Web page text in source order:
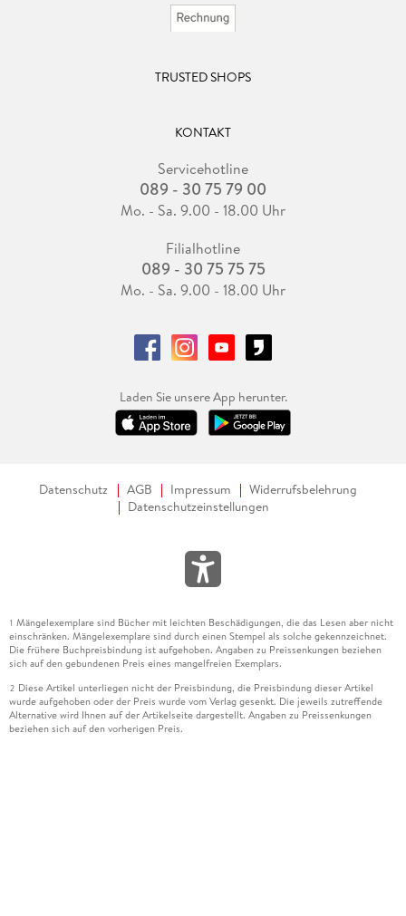
TRUSTED SHOPS
KONTAKT
Servicehotline
089 - 30 75 79 00
Mo. - Sa. 9.00 - 18.00 Uhr
Filialhotline
089 - 30 75 75 75
Mo. - Sa. 9.00 - 18.00 Uhr
Laden Sie unsere App herunter.
Datenschutz AGB Impressum
Widerrufsbelehrung
Datenschutzeinstellungen
1 Mängelexemplare sind Bücher mit leichten Beschädigungen, die das Lesen aber nicht
einschränken. Mängelexemplare sind durch einen Stempel als solche gekennzeichnet.
Die frühere Buchpreisbindung ist aufgehoben. Angaben zu Preissenkungen beziehen
sich auf den gebundenen Preis eines mangelfreien Exemplars.
2 Diese Artikel unterliegen nicht der Preisbindung, die Preisbindung dieser Artikel
wurde aufgehoben oder der Preis wurde vom Verlag gesenkt. Die jeweils zutreffende
Alternative wird Ihnen auf der Artikelseite dargestellt. Angaben zu Preissenkungen
beziehen sich auf den vorherigen Preis.